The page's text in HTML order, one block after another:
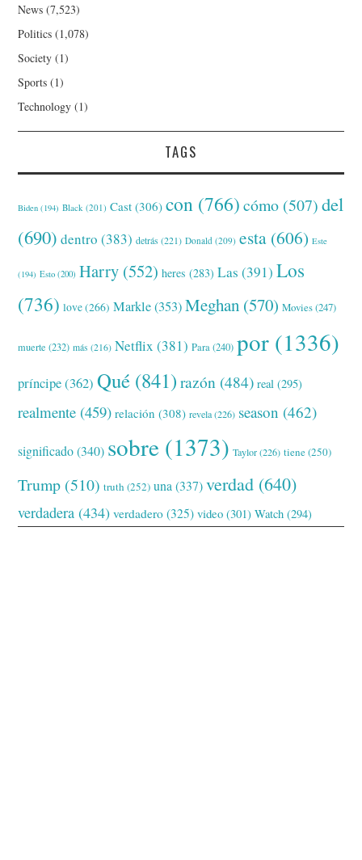
News (7,523)
Politics (1,078)
Society (1)
Sports (1)
Technology (1)
TAGS
Biden (194) Black (201) Cast (306) con (766) cómo (507) del
(690) dentro (383) detrás (221) Donald (209) esta (606) Este
(194) Esto (200) Harry (552) heres (283) Las (391) Los
(736) love(266) Markle(353) Meghan (570) Movies(247)
muerte (232) más (216) Netflix (381) Para(240) por (1336)
príncipe(362) Qué (841) razón (484) real (295)
realmente (459) relación (308) revela(226) season (462)
significado(340) sobre (1373) Taylor(226) tiene(250)
Trump (510) truth (252) una (337) verdad (640)
verdadera (434) verdadero (325) video (301) Watch (294)